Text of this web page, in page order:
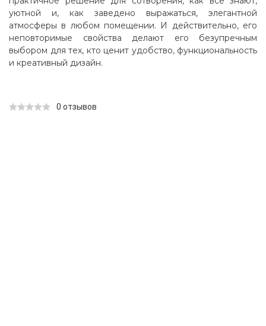
уютной и, как заведено выражаться, элегантной
атмосферы в любом помещении. И действительно, его
неповторимые свойства делают его безупречным
выбором для тех, кто ценит удобство, функциональность
и креативный дизайн.
0 отзывов